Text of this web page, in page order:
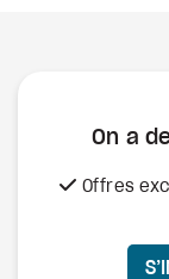
On a
Offres